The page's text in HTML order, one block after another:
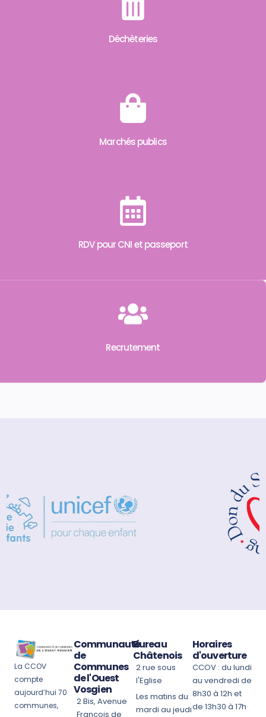
Déchèteries
Marchés publics
RDV pour CNI et passeport
Recrutement
La CCOV
compte
aujourd’hui 70
communes,
Communauté
de
Communes
de l'Ouest
Vosgien
2 Bis, Avenue
François de
Bureau
Châtenois
2 rue sous
l'Eglise
Les matins du
mardi au jeudi
Horaires
d'ouverture
CCOV : du lundi
au vendredi de
8h30 à 12h et
de 13h30 à 17h